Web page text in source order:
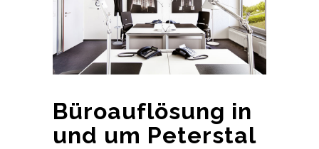
Büroauflösung in
und um Peterstal